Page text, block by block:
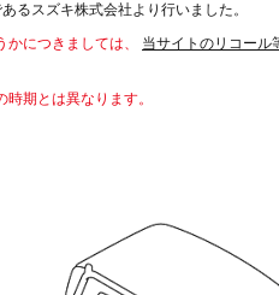
るスズキ株式会社より行いました。
かにつきましては、 当サイトのリコール
期とは異なります。